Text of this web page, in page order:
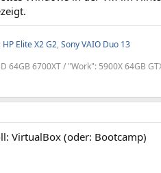
HP Elite X2 G2, Sony VAIO Duo 13
64GB 6700XT / "Work": 5900X 64GB
VirtualBox (oder: Bootcamp)